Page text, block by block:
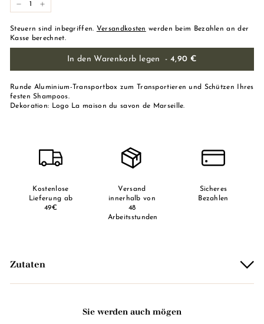
Steuern sind inbegriffen. Versandkosten werden beim Bezahlen an der
Kasse berechnet.
In den Warenkorb legen - 4,90 €
Runde Aluminium-Transportbox zum Transportieren und Schützen Ihres
festen Shampoos.
Dekoration: Logo La maison du savon de Marseille.
Kostenlose
Lieferung ab
49€
Versand
innerhalb von
48
Arbeitsstunden
Sicheres
Bezahlen
Zutaten
Sie werden auch mögen